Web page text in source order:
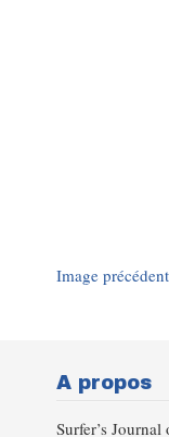
Image
A propos
Surfer’s